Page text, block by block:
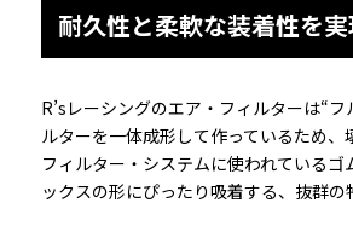
耐久性と柔軟な装着性を
R’sレーシングのエア・フィルターは“
ルターを一体成形して作っているため、
フィルター・システムに使われている
ックスの形にぴったり吸着する、抜群の